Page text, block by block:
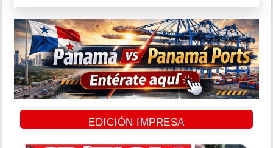
EDICIÓN IMPRESA